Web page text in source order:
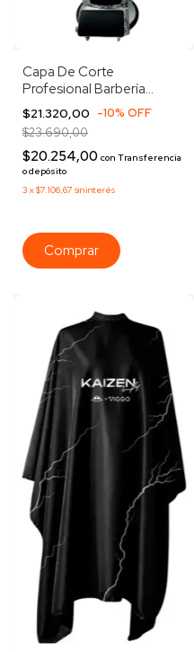
Capa De Corte
Profesional Barbería
Peluquería Premium
Versace Blanco
$21.320,00 -10% OFF
$23.690,00
$20.254,00 con Transferencia
o depósito
3 x$7.106,67 sin interés